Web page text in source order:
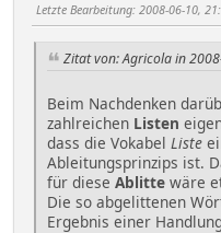
Letzte Bearbeitung: 2008-06-10,
Zitat von: Agricola in
Beim Nachdenken
zahlreichen Listen
dass die Vokabel Liste
Ableitungsprinzips ist.
für diese Ablitte wäre
Die so abgelittenen
Ergebnis einer